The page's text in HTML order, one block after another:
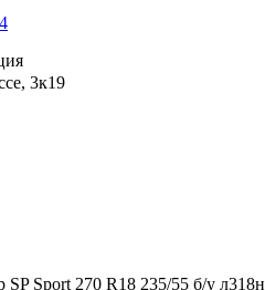
3к19
Sport 270 R18 235/55 б/у л318н